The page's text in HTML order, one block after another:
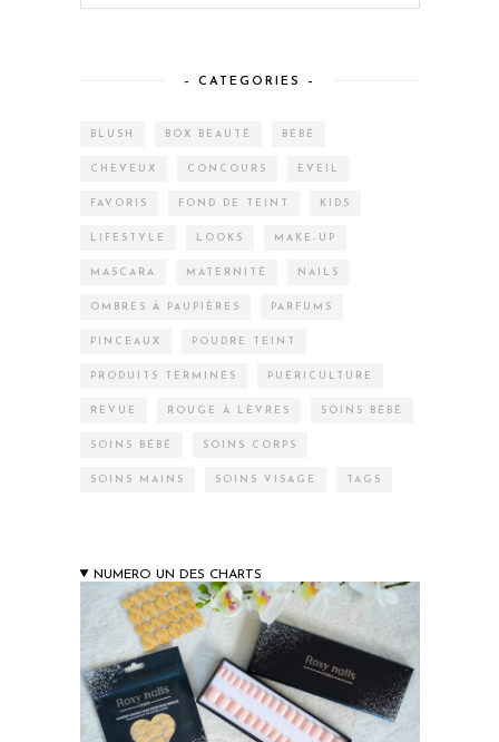
– CATEGORIES –
BLUSH BOX BEAUTÉ BÉBÉ
CHEVEUX CONCOURS EVEIL
FAVORIS FOND DE TEINT KIDS
LIFESTYLE LOOKS MAKE-UP
MASCARA MATERNITÉ NAILS
OMBRES À PAUPIÈRES PARFUMS
PINCEAUX POUDRE TEINT
PRODUITS TERMINÉS PUÉRICULTURE
REVUE ROUGE À LÈVRES SOINS BÉBÉ
SOINS BÉBÉ SOINS CORPS
SOINS MAINS SOINS VISAGE TAGS
NUMERO UN DES CHARTS